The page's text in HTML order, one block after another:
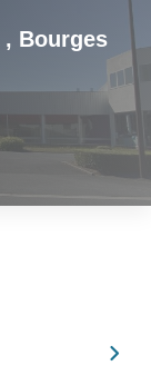
, Bourges